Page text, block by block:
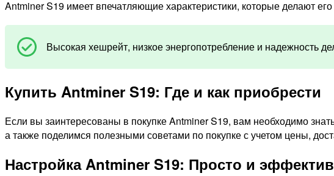
Antminer S19 имеет впечатляющие характеристики, которые делают
Высокая хешрейт, низкое энергопотребление и
Купить Antminer S19: Где и как приобрести
Если вы заинтересованы в покупке Antminer S19, вам необходимо
а также поделимся полезными советами по покупке с учетом цены,
Настройка Antminer S19: Просто и